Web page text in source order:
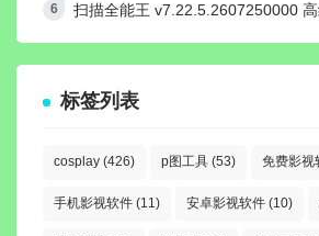
扫描全能王 v7.22.5.2607250000
标签列表
cosplay (426) p图工具 (53) 免费影视
手机影视软件 (11) 安卓影视软件 (10)